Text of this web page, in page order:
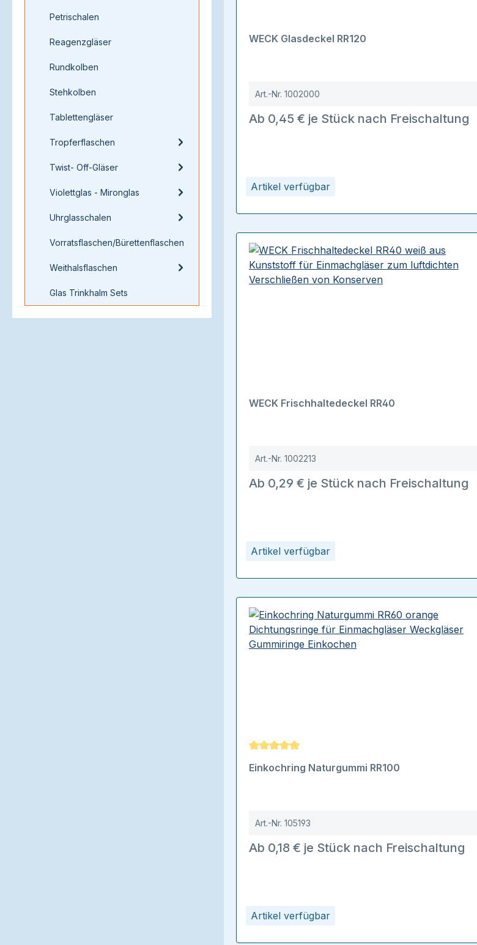
Petrischalen
Reagenzgläser
Rundkolben
Stehkolben
Tablettengläser
Tropferflaschen
Twist- Off-Gläser
Violettglas - Mironglas
Uhrglasschalen
Vorratsflaschen/Bürettenflaschen
Weithalsflaschen
Glas Trinkhalm Sets
Artikel verfügbar
WECK Glasdeckel RR120
Art.-Nr. 1002000
Ab 0,45 € je Stück nach Freischaltung
Artikel verfügbar
WECK Frischhaltedeckel RR40
Art.-Nr. 1002213
Ab 0,29 € je Stück nach Freischaltung
Artikel verfügbar
Durchschnittliche Bewertung von 5 von 5 Sternen
Einkochring Naturgummi RR100
Art.-Nr. 105193
Ab 0,18 € je Stück nach Freischaltung